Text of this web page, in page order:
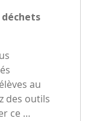
au
des outils
ce …